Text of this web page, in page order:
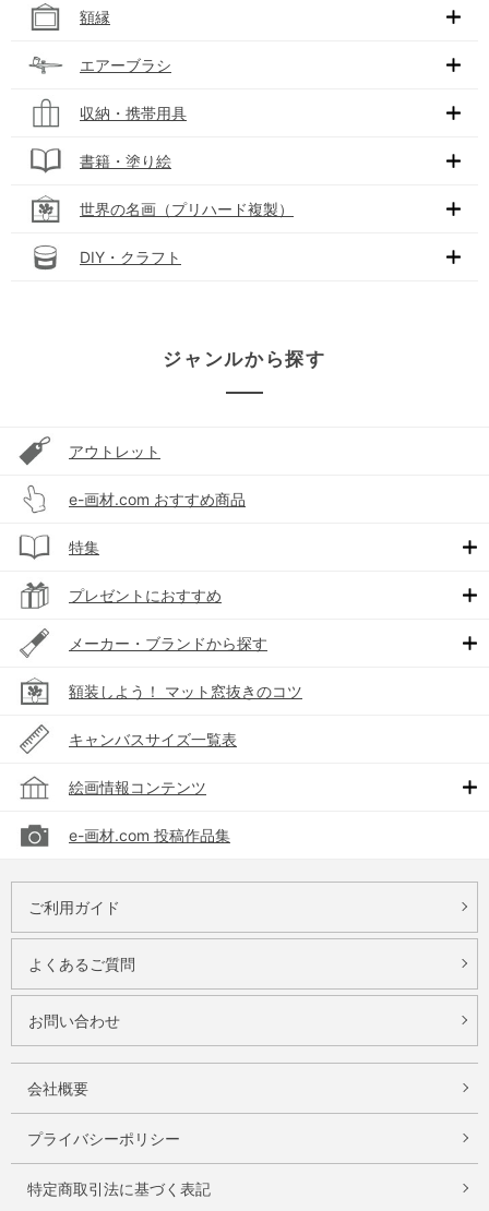
額縁
エアーブラシ
収納・携帯用具
書籍・塗り絵
世界の名画（プリハード複製）
DIY・クラフト
ジャンルから探す
アウトレット
e-画材.com おすすめ商品
特集
プレゼントにおすすめ
メーカー・ブランドから探す
額装しよう！ マット窓抜きのコツ
キャンバスサイズ一覧表
絵画情報コンテンツ
e-画材.com 投稿作品集
ご利用ガイド
よくあるご質問
お問い合わせ
会社概要
プライバシーポリシー
特定商取引法に基づく表記